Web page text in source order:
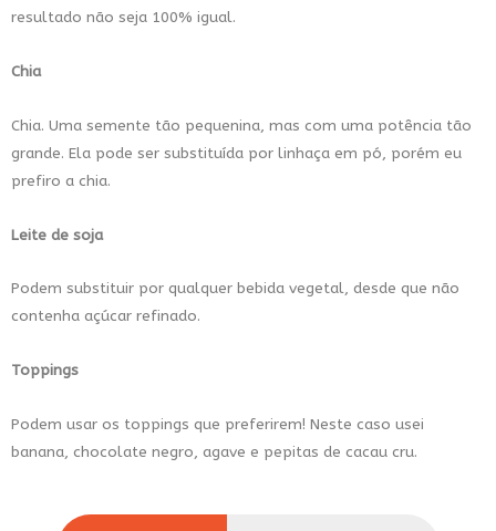
resultado não seja 100% igual.
Chia
Chia. Uma semente tão pequenina, mas com uma potência tão
grande. Ela pode ser substituída por linhaça em pó, porém eu
prefiro a chia.
Leite de soja
Podem substituir por qualquer bebida vegetal, desde que não
contenha açúcar refinado.
Toppings
Podem usar os toppings que preferirem! Neste caso usei
banana, chocolate negro, agave e pepitas de cacau cru.